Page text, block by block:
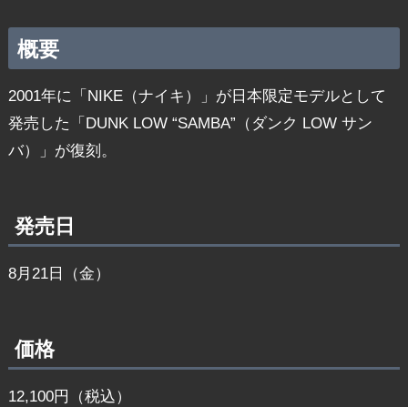
概要
2001年に「NIKE（ナイキ）」が日本限定モデルとして
発売した「DUNK LOW “SAMBA”（ダンク LOW サン
バ）」が復刻。
発売日
8月21日（金）
価格
12,100円（税込）